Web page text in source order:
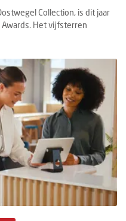
Collection, is dit jaar
Het vijfsterren